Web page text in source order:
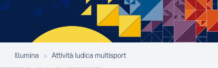
Illumina > Attività ludica multisport